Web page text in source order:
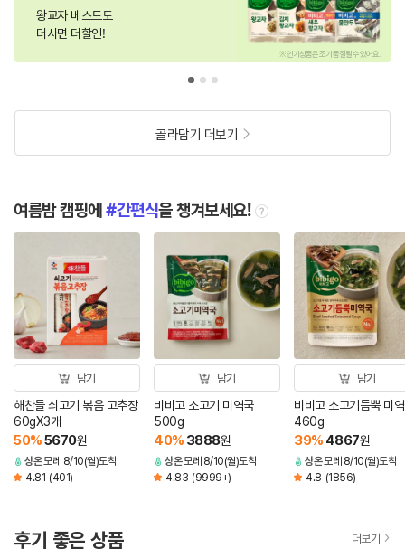
왕교자 베스트도
더사면 더할인!
※ 인기상품은 조기 품절될 수 있어요.
골라담기 더보기
여름밤 캠핑에 간편식을 챙겨보세요! tooltip
담기
50%5670원
해찬들 쇠고기 볶음 고추장
60gX3개
상온 모레 8/10(월)도착
4.81 (401)
담기
40% 3888원
비비고 소고기 미역국
500g
상온 모레 8/10(월)도착
4.83 (9999+)
담기
39% 4867원
비비고 소고기듬뿍 미
460g
상온 모레 8/10(월)도착
4.8 (1856)
후기 좋은 상품 더보기